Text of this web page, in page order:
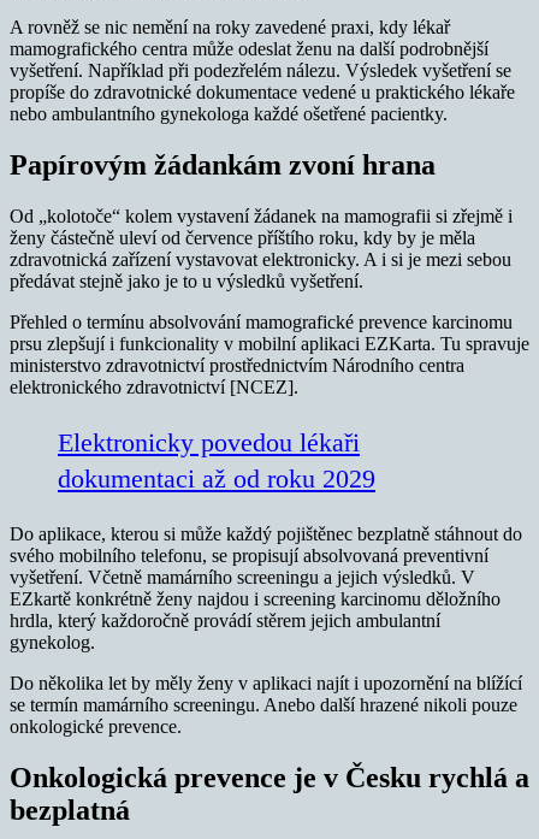
A rovněž se nic nemění na roky zavedené praxi, kdy lékař
mamografického centra může odeslat ženu na další podrobnější
vyšetření. Například při podezřelém nálezu. Výsledek vyšetření se
propíše do zdravotnické dokumentace vedené u praktického lékaře
nebo ambulantního gynekologa každé ošetřené pacientky.
Papírovým žádankám zvoní hrana
Od „kolotoče“ kolem vystavení žádanek na mamografii si zřejmě i
ženy částečně uleví od července příštího roku, kdy by je měla
zdravotnická zařízení vystavovat elektronicky. A i si je mezi sebou
předávat stejně jako je to u výsledků vyšetření.
Přehled o termínu absolvování mamografické prevence karcinomu
prsu zlepšují i funkcionality v mobilní aplikaci EZKarta. Tu spravuje
ministerstvo zdravotnictví prostřednictvím Národního centra
elektronického zdravotnictví [NCEZ].
Elektronicky povedou lékaři
dokumentaci až od roku 2029
Do aplikace, kterou si může každý pojištěnec bezplatně stáhnout do
svého mobilního telefonu, se propisují absolvovaná preventivní
vyšetření. Včetně mamárního screeningu a jejich výsledků. V
EZkartě konkrétně ženy najdou i screening karcinomu děložního
hrdla, který každoročně provádí stěrem jejich ambulantní
gynekolog.
Do několika let by měly ženy v aplikaci najít i upozornění na blížící
se termín mamárního screeningu. Anebo další hrazené nikoli pouze
onkologické prevence.
Onkologická prevence je v Česku rychlá a
bezplatná